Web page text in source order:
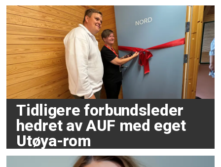
Tidligere forbundsleder
hedret av AUF med eget
Utøya-rom